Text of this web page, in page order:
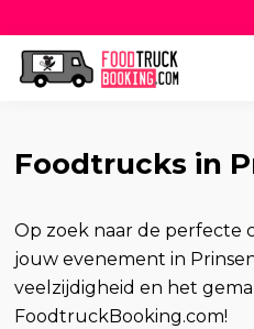
Foodtrucks in
Op zoek naar de perfecte
jouw evenement in
veelzijdigheid en het
FoodtruckBooking.com!